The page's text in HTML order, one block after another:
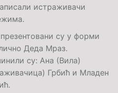
истраживачи
су у форми
Деда Мраз.
су: Ана (Вила)
Грбић и Младен